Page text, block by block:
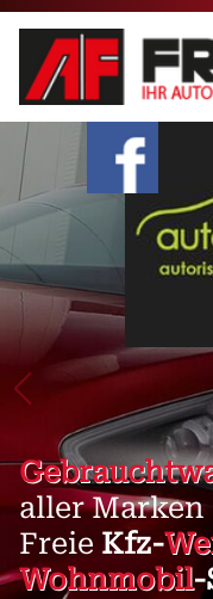
aller Marken
Freie Kfz-
Wohnmobil-